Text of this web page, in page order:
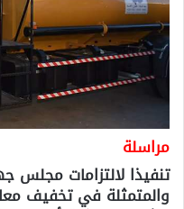
مراسلة
تنفيذا لالتزامات
والمتمثلة في تخفيف